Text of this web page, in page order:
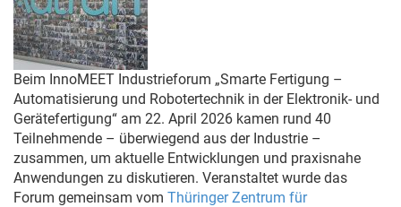
Beim InnoMEET Industrieforum „Smarte Fertigung –
Automatisierung und Robotertechnik in der Elektronik- und
Gerätefertigung“ am 22. April 2026 kamen rund 40
Teilnehmende – überwiegend aus der Industrie –
zusammen, um aktuelle Entwicklungen und praxisnahe
Anwendungen zu diskutieren. Veranstaltet wurde das
Forum gemeinsam vom Thüringer Zentrum für